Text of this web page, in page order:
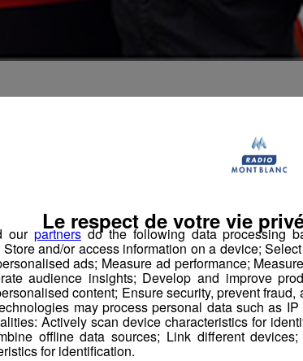
là avec nous ce soir
our partnersdo the following data processing
Store and/or access information on a device;
ads; Measure ad performance;
audience insights; Develop and improve
content; Ensure security, prevent
may process personal data such as
Actively scan device characteristics for
offline data sources; Link different
for identification.
Le respect de votre vie